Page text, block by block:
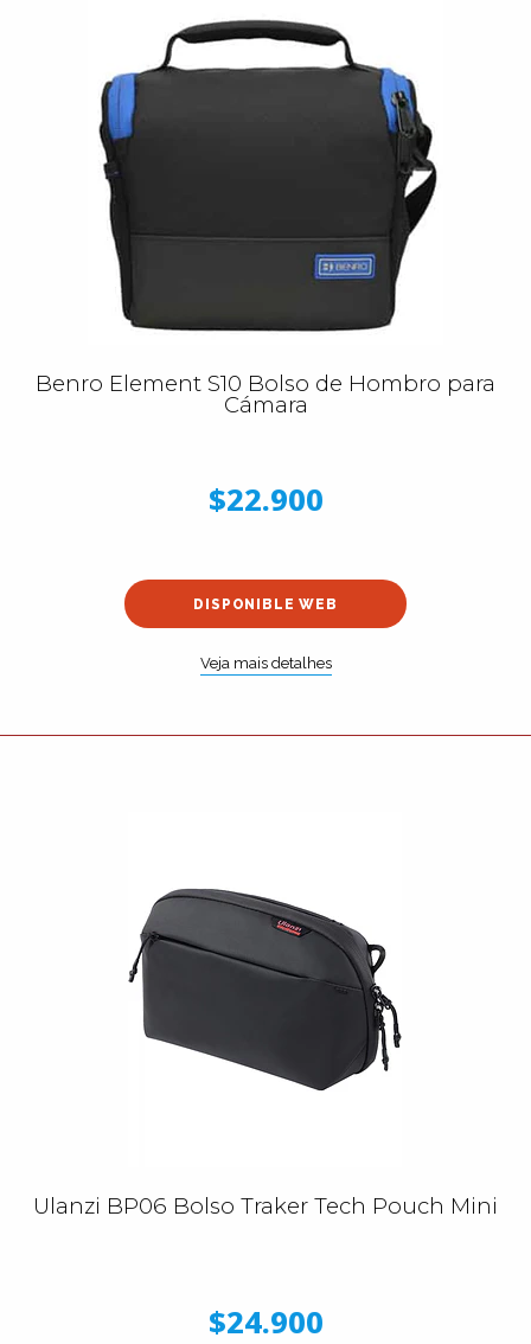
Benro Element S10 Bolso de Hombro para
Cámara
$22.900
DISPONIBLE WEB
Veja mais detalhes
Ulanzi BP06 Bolso Traker Tech Pouch Mini
$24.900